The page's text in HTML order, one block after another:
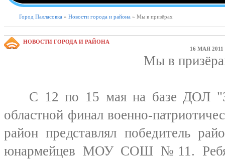
Город Палласовка » Новости города и района » Мы в призёрах
НОВОСТИ ГОРОДА И РАЙОНА
16 МАЯ
Мы в
С 12 по 15 мая на базе ДОЛ
областной финал военно-
район представлял победитель
юнармейцев МОУ СОШ №11.